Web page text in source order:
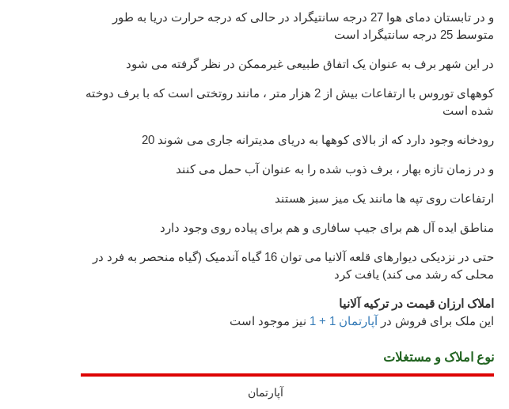
و در تابستان دمای هوا 27 درجه سانتیگراد در حالی که درجه حرارت دریا به طور
متوسط ​​25 درجه سانتیگراد است
در این شهر برف به عنوان یک اتفاق طبیعی غیرممکن در نظر گرفته می شود
کوههای توروس با ارتفاعات بیش از 2 هزار متر ، مانند روتختی است که با برف دوخته
شده است
20 رودخانه وجود دارد که از بالای کوهها به دریای مدیترانه جاری می شوند
و در زمان تازه بهار ، برف ذوب شده را به عنوان آب حمل می کنند
ارتفاعات روی تپه ها مانند یک میز سبز هستند
مناطق ایده آل هم برای جیپ سافاری و هم برای پیاده روی وجود دارد
حتی در نزدیکی دیوارهای قلعه آلانیا می توان 16 گیاه آندمیک (گیاه منحصر به فرد در
محلی که رشد می کند) یافت کرد
املاک ارزان قیمت در ترکیه آلانیا
این ملک برای فروش در آپارتمان 1 + 1 نیز موجود است
نوع املاک و مستغلات
آپارتمان